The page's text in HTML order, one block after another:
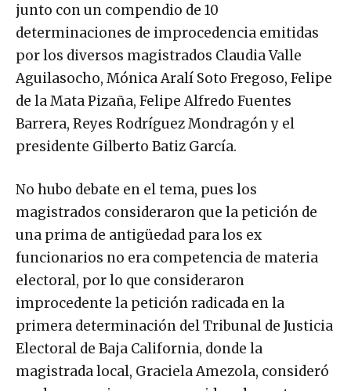
junto con un compendio de 10
determinaciones de improcedencia emitidas
por los diversos magistrados Claudia Valle
Aguilasocho, Mónica Aralí Soto Fregoso, Felipe
de la Mata Pizaña, Felipe Alfredo Fuentes
Barrera, Reyes Rodríguez Mondragón y el
presidente Gilberto Batiz García.
No hubo debate en el tema, pues los
magistrados consideraron que la petición de
una prima de antigüedad para los ex
funcionarios no era competencia de materia
electoral, por lo que consideraron
improcedente la petición radicada en la
primera determinación del Tribunal de Justicia
Electoral de Baja California, donde la
magistrada local, Graciela Amezola, consideró